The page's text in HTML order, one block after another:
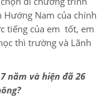
Hướng Nam của chính
tiếng của em tốt, em
thì trường và Lãnh
năm và hiện đã 26